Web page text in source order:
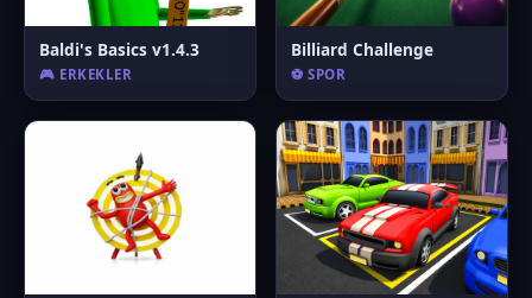
Baldi's Basics v1.4.3
🎮 ERKEKLER
Billiard Challenge
⚽ SPOR